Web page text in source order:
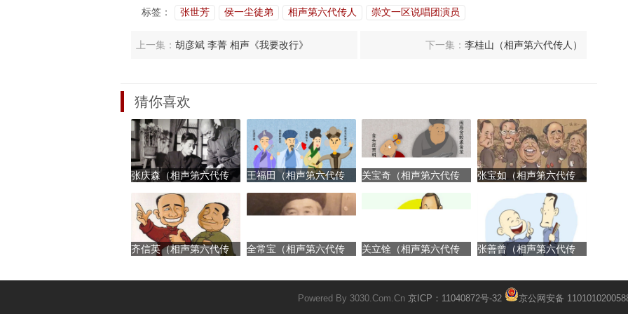
标签： 张世芳 侯一尘徒弟 相声第六代传人 崇文一区说唱团演员
上一集： 胡彦斌 李菁 相声《我要改行》 下一集： 李桂山（相声第六代传人）
猜你喜欢
张庆森（相声第六代传
王福田（相声第六代传
关宝奇（相声第六代传
张宝如（相声第六代传
齐信英（相声第六代传
全常宝（相声第六代传
关立铨（相声第六代传
张善曾（相声第六代传
Powered By 3030.Com.Cn 京ICP：11040872号-32 京公网安备